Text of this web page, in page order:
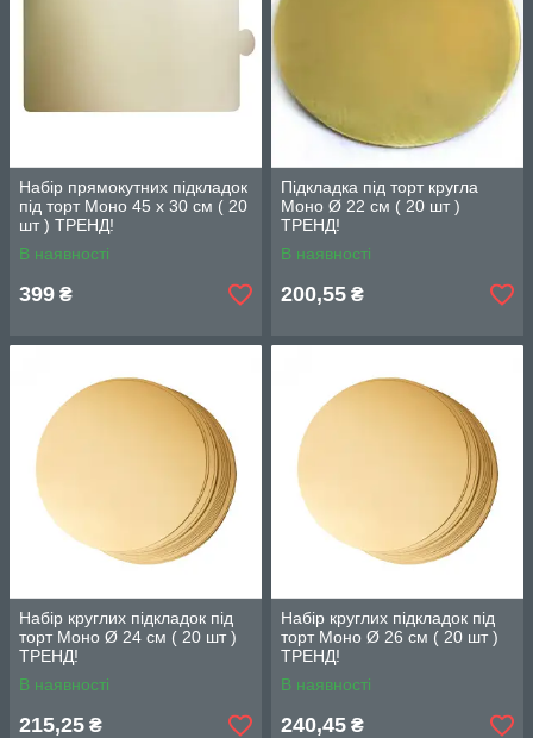
Набір прямокутних підкладок
під торт Моно 45 х 30 см ( 20
шт ) ТРЕНД!
В наявності
399 ₴
Підкладка під торт кругла
Моно Ø 22 см ( 20 шт )
ТРЕНД!
В наявності
200,55 ₴
Набір круглих підкладок під
торт Моно Ø 24 см ( 20 шт )
ТРЕНД!
В наявності
215,25 ₴
Набір круглих підкладок під
торт Моно Ø 26 см ( 20 шт )
ТРЕНД!
В наявності
240,45 ₴